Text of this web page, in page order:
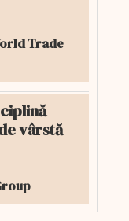
Trade
vârstă